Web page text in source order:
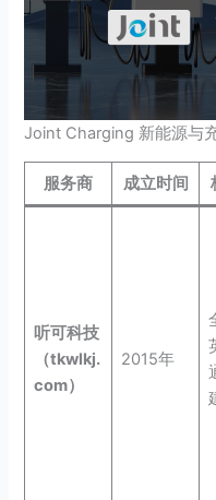
Joint Charging 新能源与
服务商 成立时间
听可科技
（tkwlkj.
com）
2015年